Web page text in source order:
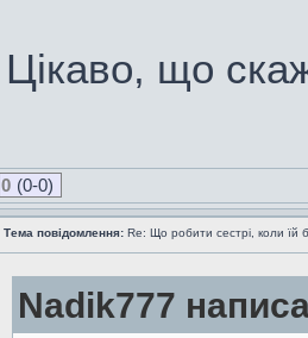
Цікаво, що
0 (0-0)
Тема повідомлення: Re: Що робити сестрі, коли їй
Nadik777